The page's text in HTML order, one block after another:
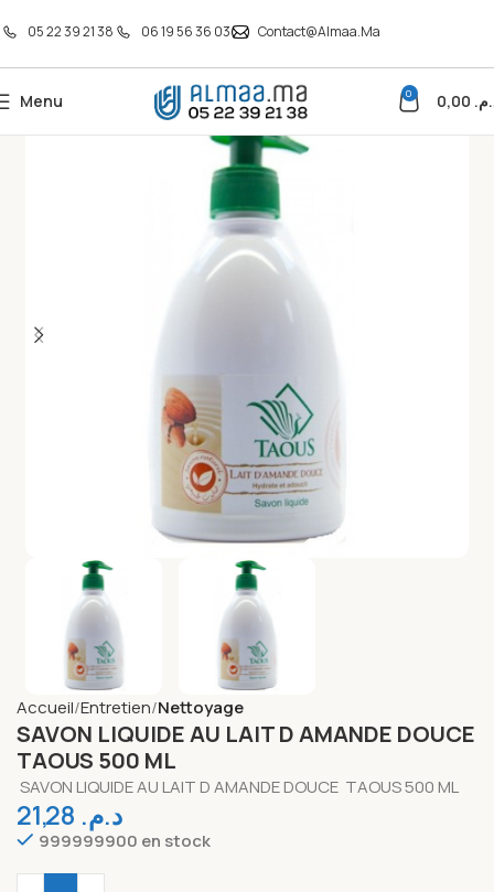
05 22 39 21 38 06 19 56 36 03 Contact@almaa.ma
Menu 0
Accueil Entretien Nettoyage
SAVON LIQUIDE AU LAIT D AMANDE DOUCE
TAOUS 500 ML
SAVON LIQUIDE AU LAIT D AMANDE DOUCE TAOUS 500 ML
د.م.
999999900 en stock